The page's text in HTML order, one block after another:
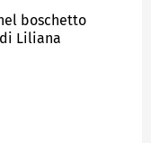
boschetto
Liliana